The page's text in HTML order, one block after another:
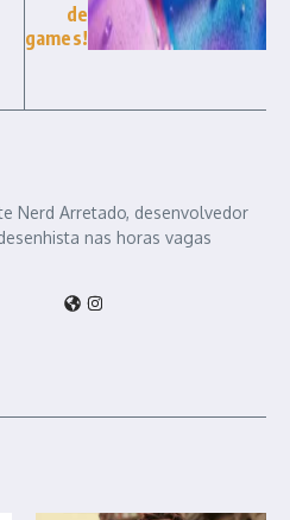
de
games!
Nerd Arretado, desenvolvedor
nas horas vagas